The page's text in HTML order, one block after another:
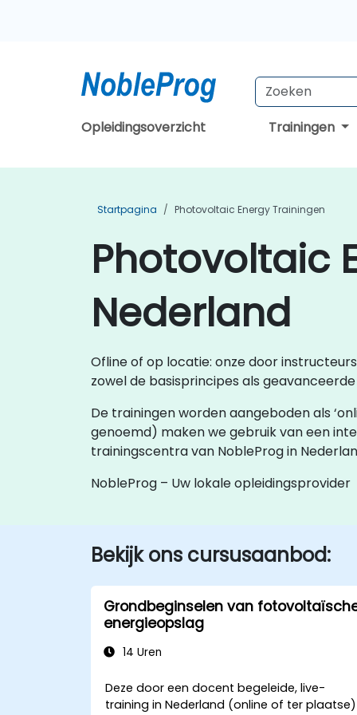
Opleidingsoverzicht Trainingen
Startpagina Photovoltaic Energy Trainingen
Photovoltaic
Nederland
Ofline of op locatie: onze door
zowel de basisprincipes als
De trainingen worden aangeboden als
genoemd) maken we gebruik van een
trainingscentra van NobleProg in
NobleProg – Uw lokale opleidingsprovider
Bekijk ons cursusaanbod:
Grondbeginselen van
energieopslag
14 Uren
Deze door een docent begeleide, live-
training in Nederland (online of ter plaatse)